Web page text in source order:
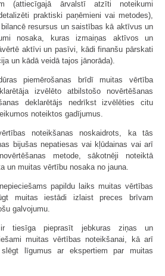
(attiecīgajā ārvalstī atzīti noteikumi
praktiski paņēmieni vai metodes),
resursus un saistības kā aktīvus un
nosaka, kuras izmaiņas aktīvos un
aktīvi un pasīvi, kādi finanšu pārskati
un kādā veidā tajos jānorāda).
piemērošanas brīdī muitas vērtība
izvēlēto atbilstošo novērtēšanas
deklarētājs nedrīkst izvēlēties citu
noteiktos gadījumus.
noteikšanas noskaidrots, ka tās
bijušas nepatiesas vai kļūdainas vai arī
metode, sākotnēji noteiktā
un muitas vērtību nosaka no jauna.
papildu laiks muitas vērtības
muitas iestādi izlaist preces brīvam
galvojumu.
tiesīga pieprasīt jebkuras ziņas un
muitas vērtības noteikšanai, kā arī
līgumus ar ekspertiem par muitas